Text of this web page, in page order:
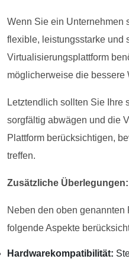
Wenn Sie ein Unternehmen
flexible, leistungsstarke und
Virtualisierungsplattform
möglicherweise die bessere
Letztendlich sollten Sie Ihre
sorgfältig abwägen und die
Plattform berücksichtigen,
treffen.
Zusätzliche Überlegungen:
Neben den oben
folgende Aspekte
Hardwarekompatibilität: